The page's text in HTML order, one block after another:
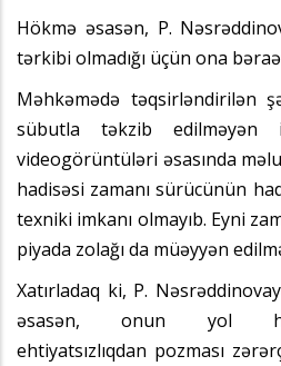
Hökmə əsasən, P.
tərkibi olmadığı üçün ona
Məhkəmədə təqsirləndirilən
sübutla təkzib edilməyən
videogörüntüləri əsasında
hadisəsi zamanı sürücünün
texniki imkanı olmayıb. Eyni
piyada zolağı da müəyyən
Xatırladaq ki, P.
əsasən, onun yol
ehtiyatsızlıqdan pozması